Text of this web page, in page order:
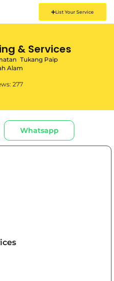
List Your Service
& Services
Tukang Paip
Alam
277
Whatsapp